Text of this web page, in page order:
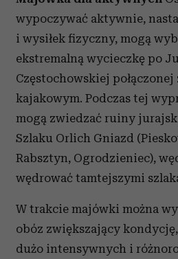
wypoczywać aktywnie,
i wysiłek fizyczny, mogą
ekstremalną wycieczkę po
Częstochowskiej połączonej
kajakowym. Podczas tej
mogą zwiedzać ruiny
Szlaku Orlich Gniazd
Rabsztyn, Ogrodzieniec),
wędrować tamtejszymi
W trakcie majówki można
obóz zwiększający
dużo intensywnych i